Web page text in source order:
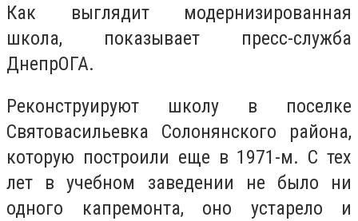
Как выглядит модернизированная
школа, показывает пресс-служба
ДнепрОГА.
Реконструируют школу в поселке
Святовасильевка Солонянского района,
которую построили еще в 1971-м. С тех
лет в учебном заведении не было ни
одного капремонта, оно устарело и